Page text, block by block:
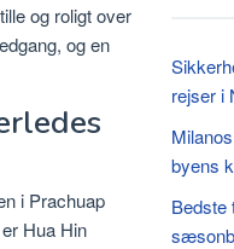
og roligt over
og en
i Prachuap
Hua Hin
rejser i
byens
Bedste